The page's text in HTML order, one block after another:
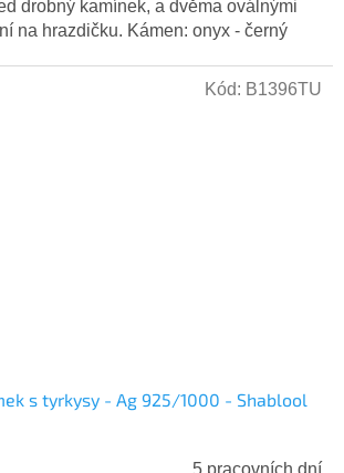
drobný kamínek, a dvěma oválnými
na hrazdičku. Kámen: onyx - černý
s tyrkysy - Ag 925/1000 - Shablool
Kód: B1396TU